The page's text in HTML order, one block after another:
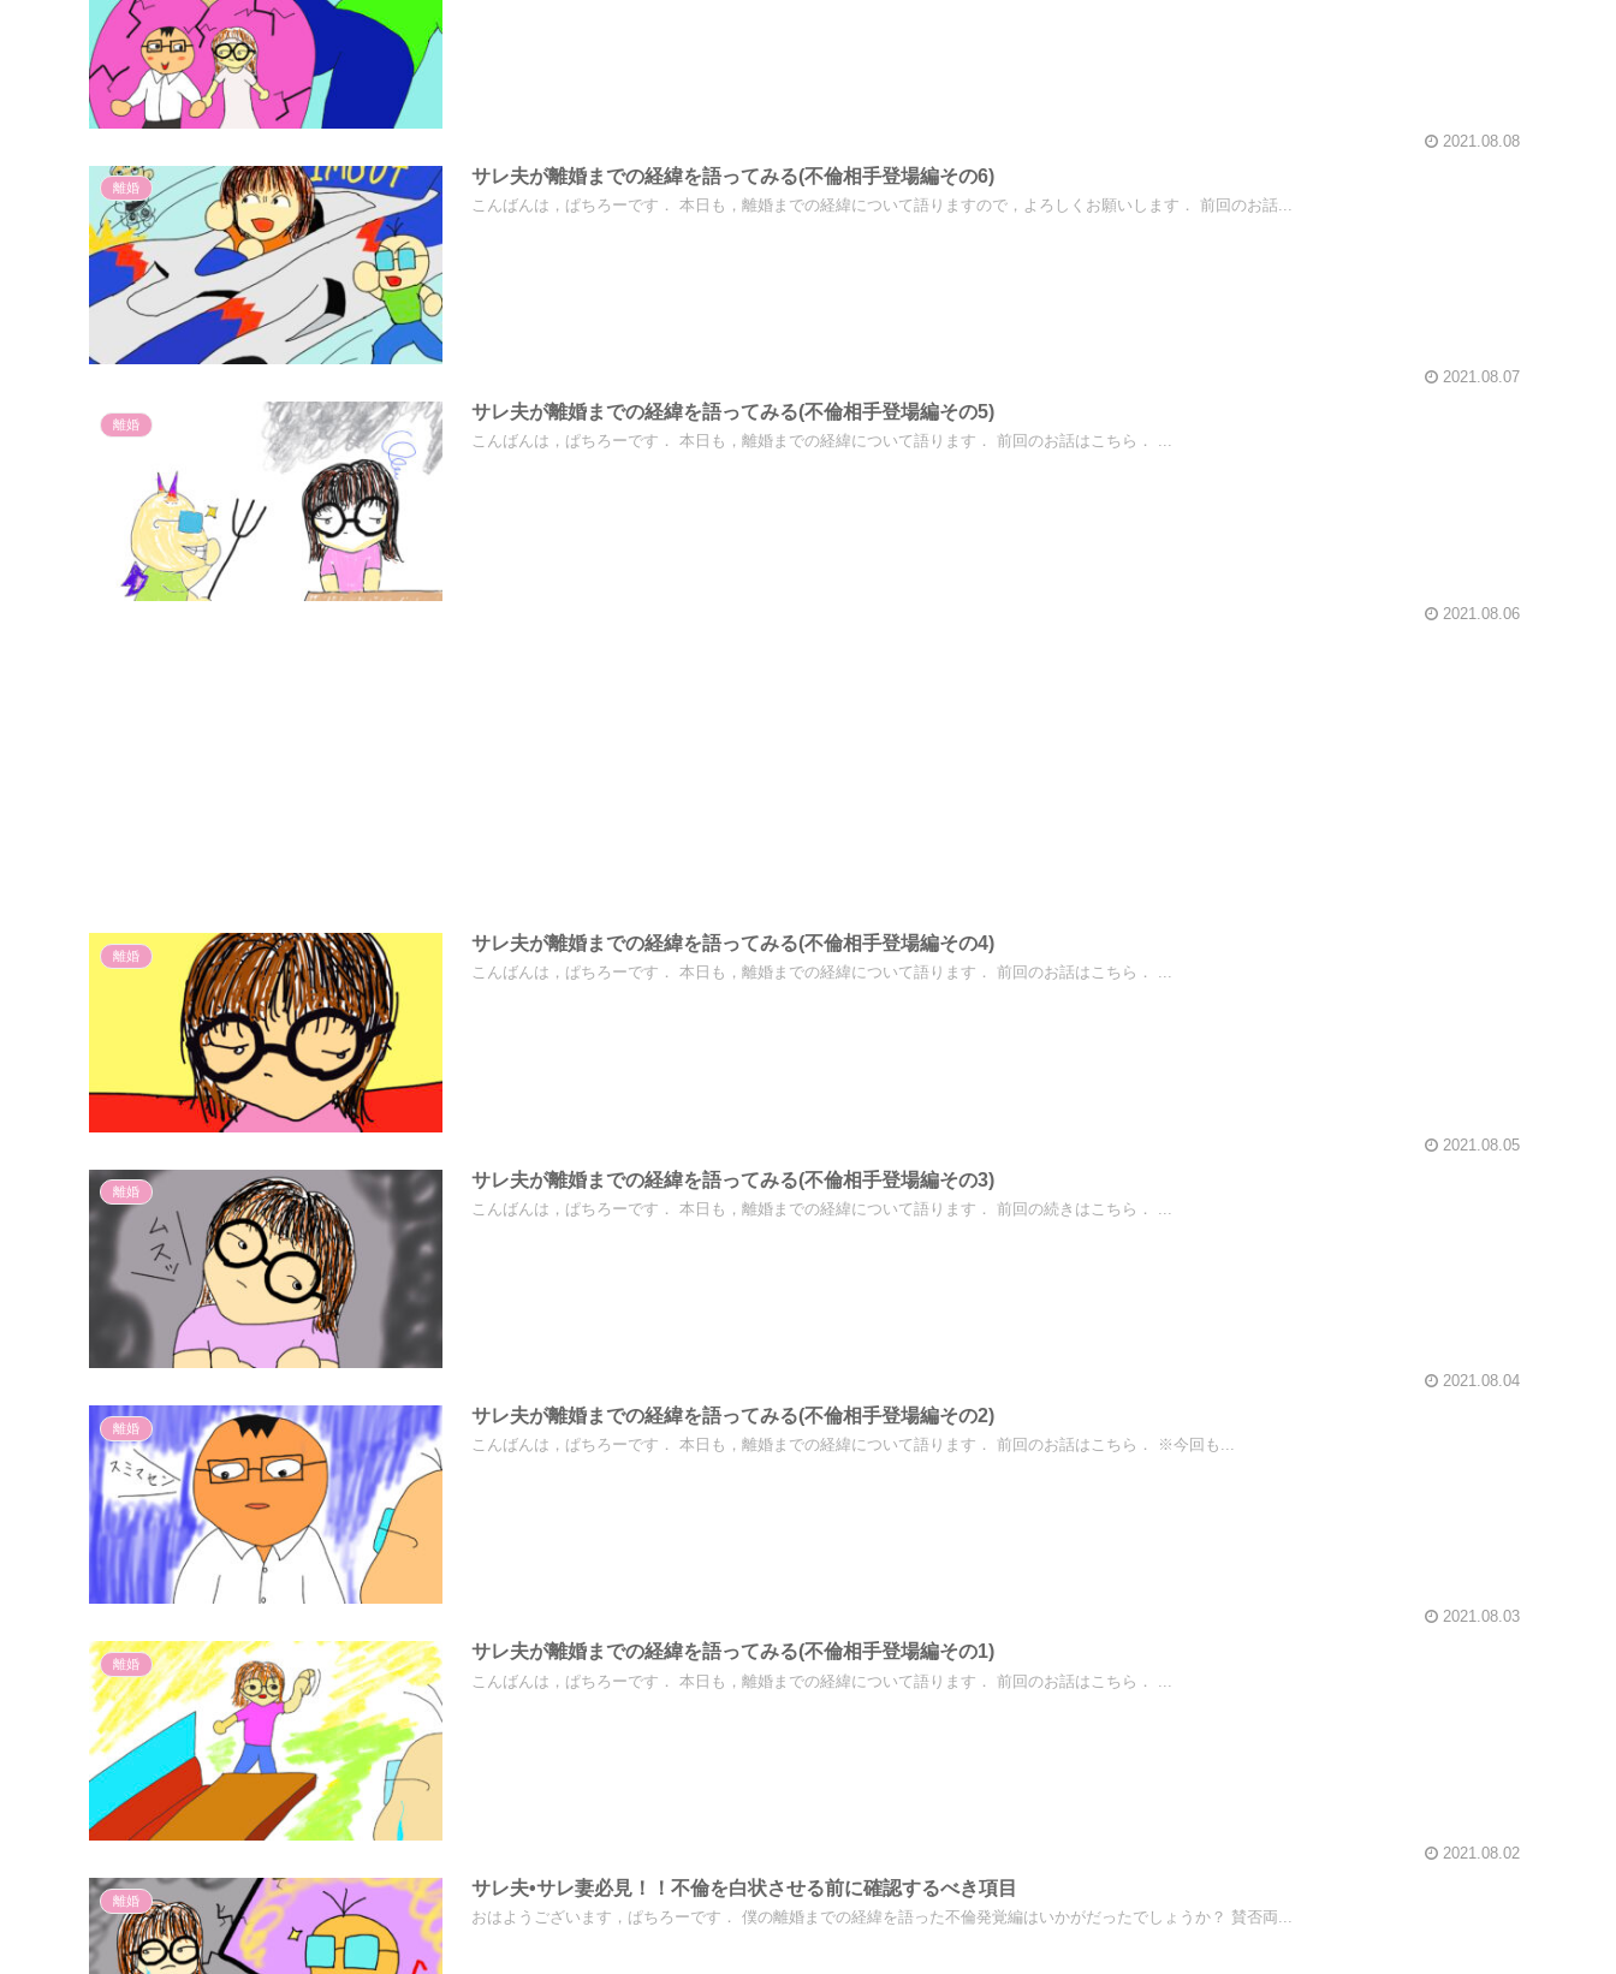
2021.08.08
離婚
サレ夫が離婚までの経緯を語ってみる(不倫相手登場編その6)
こんばんは，ぱちろーです． 本日も，離婚までの経緯について語りますので，よろしくお願いします． 前回のお話...
2021.08.07
離婚
サレ夫が離婚までの経緯を語ってみる(不倫相手登場編その5)
こんばんは，ぱちろーです． 本日も，離婚までの経緯について語ります． 前回のお話はこちら． ...
2021.08.06
離婚
サレ夫が離婚までの経緯を語ってみる(不倫相手登場編その4)
こんばんは，ぱちろーです． 本日も，離婚までの経緯について語ります． 前回のお話はこちら． ...
2021.08.05
離婚
サレ夫が離婚までの経緯を語ってみる(不倫相手登場編その3)
こんばんは，ぱちろーです． 本日も，離婚までの経緯について語ります． 前回の続きはこちら． ...
2021.08.04
離婚
サレ夫が離婚までの経緯を語ってみる(不倫相手登場編その2)
こんばんは，ぱちろーです． 本日も，離婚までの経緯について語ります． 前回のお話はこちら． ※今回も...
2021.08.03
離婚
サレ夫が離婚までの経緯を語ってみる(不倫相手登場編その1)
こんばんは，ぱちろーです． 本日も，離婚までの経緯について語ります． 前回のお話はこちら． ...
2021.08.02
離婚
サレ夫•サレ妻必見！！不倫を白状させる前に確認するべき項目
おはようございます，ぱちろーです． 僕の離婚までの経緯を語った不倫発覚編はいかがだったでしょうか？ 賛否両...